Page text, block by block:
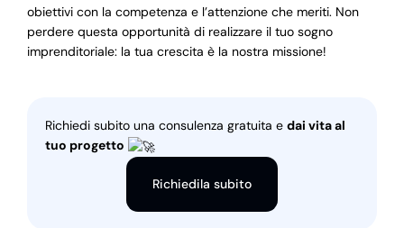
obiettivi con la competenza e l’attenzione che meriti. Non
perdere questa opportunità di realizzare il tuo sogno
imprenditoriale: la tua crescita è la nostra missione!
Richiedi subito una consulenza gratuita e dai vita al
tuo progetto
Richiedila subito